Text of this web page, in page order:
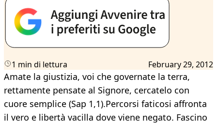
1 min di lettura February 29, 2012
Amate la giustizia, voi che governate la terra,
rettamente pensate al Signore, cercatelo con
cuore semplice (Sap 1,1).Percorsi faticosi affronta
il vero e libertà vacilla dove viene negato. Fascino